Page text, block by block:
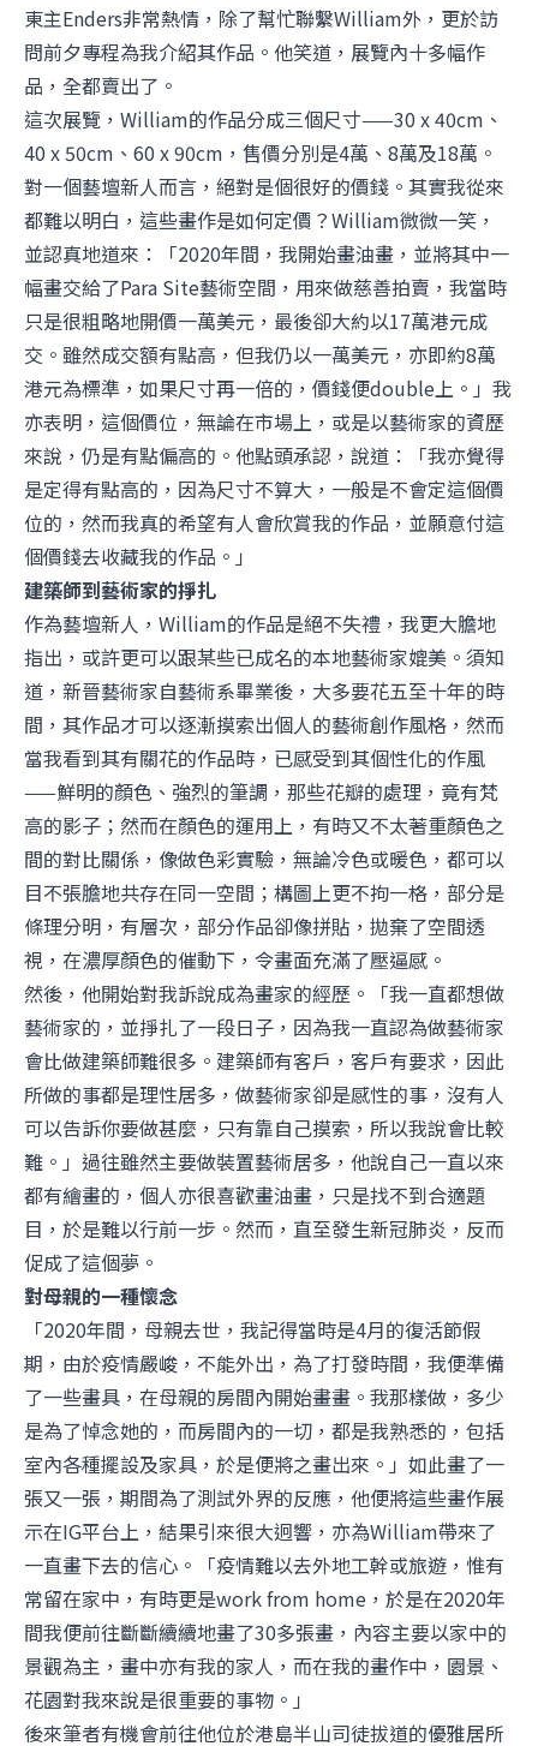
東主Enders非常熱情，除了幫忙聯繫William外，更於訪
問前夕專程為我介紹其作品。他笑道，展覽內十多幅作
品，全都賣出了。
這次展覽，William的作品分成三個尺寸——30 x 40cm、
40 x 50cm、60 x 90cm，售價分別是4萬、8萬及18萬。
對一個藝壇新人而言，絕對是個很好的價錢。其實我從來
都難以明白，這些畫作是如何定價？William微微一笑，
並認真地道來：「2020年間，我開始畫油畫，並將其中一
幅畫交給了Para Site藝術空間，用來做慈善拍賣，我當時
只是很粗略地開價一萬美元，最後卻大約以17萬港元成
交。雖然成交額有點高，但我仍以一萬美元，亦即約8萬
港元為標準，如果尺寸再一倍的，價錢便double上。」我
亦表明，這個價位，無論在市場上，或是以藝術家的資歷
來說，仍是有點偏高的。他點頭承認，說道：「我亦覺得
是定得有點高的，因為尺寸不算大，一般是不會定這個價
位的，然而我真的希望有人會欣賞我的作品，並願意付這
個價錢去收藏我的作品。」
建築師到藝術家的掙扎
作為藝壇新人，William的作品是絕不失禮，我更大膽地
指出，或許更可以跟某些已成名的本地藝術家媲美。須知
道，新晉藝術家自藝術系畢業後，大多要花五至十年的時
間，其作品才可以逐漸摸索出個人的藝術創作風格，然而
當我看到其有關花的作品時，已感受到其個性化的作風
——鮮明的顏色、強烈的筆調，那些花瓣的處理，竟有梵
高的影子；然而在顏色的運用上，有時又不太著重顏色之
間的對比關係，像做色彩實驗，無論冷色或暖色，都可以
目不張膽地共存在同一空間；構圖上更不拘一格，部分是
條理分明，有層次，部分作品卻像拼貼，拋棄了空間透
視，在濃厚顏色的催動下，令畫面充滿了壓逼感。
然後，他開始對我訴說成為畫家的經歷。「我一直都想做
藝術家的，並掙扎了一段日子，因為我一直認為做藝術家
會比做建築師難很多。建築師有客戶，客戶有要求，因此
所做的事都是理性居多，做藝術家卻是感性的事，沒有人
可以告訴你要做甚麼，只有靠自己摸索，所以我說會比較
難。」過往雖然主要做裝置藝術居多，他說自己一直以來
都有繪畫的，個人亦很喜歡畫油畫，只是找不到合適題
目，於是難以行前一步。然而，直至發生新冠肺炎，反而
促成了這個夢。
對母親的一種懷念
「2020年間，母親去世，我記得當時是4月的復活節假
期，由於疫情嚴峻，不能外出，為了打發時間，我便準備
了一些畫具，在母親的房間內開始畫畫。我那樣做，多少
是為了悼念她的，而房間內的一切，都是我熟悉的，包括
室內各種擺設及家具，於是便將之畫出來。」如此畫了一
張又一張，期間為了測試外界的反應，他便將這些畫作展
示在IG平台上，結果引來很大迥響，亦為William帶來了
一直畫下去的信心。「疫情難以去外地工幹或旅遊，惟有
常留在家中，有時更是work from home，於是在2020年
間我便前往斷斷續續地畫了30多張畫，內容主要以家中的
景觀為主，畫中亦有我的家人，而在我的畫作中，園景、
花園對我來說是很重要的事物。」
後來筆者有機會前往他位於港島半山司徒拔道的優雅居所